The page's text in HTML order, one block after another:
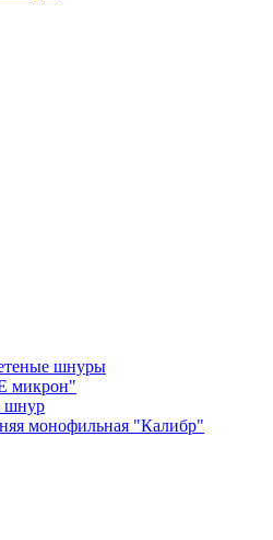
шнуры
микрон"
шнур
монофильная "Калибр"